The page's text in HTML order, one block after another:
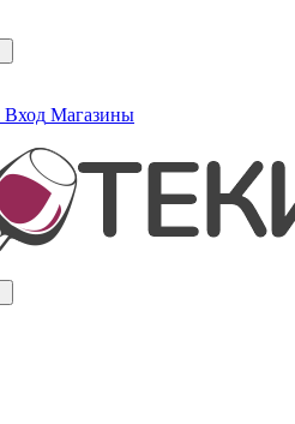
Вход Магазины